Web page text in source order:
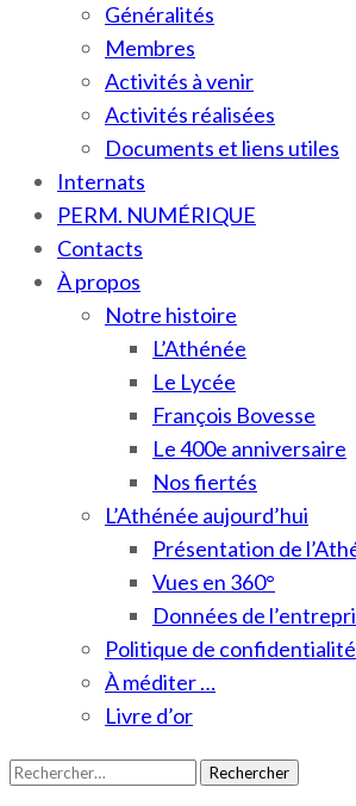
Généralités
Membres
Activités à venir
Activités réalisées
Documents et liens utiles
Internats
PERM. NUMÉRIQUE
Contacts
À propos
Notre histoire
L’Athénée
Le Lycée
François Bovesse
Le 400e anniversaire
Nos fiertés
L’Athénée aujourd’hui
Présentation de
Vues en 360°
Données de
Politique de confidentialité
À méditer …
Livre d’or
Rechercher :